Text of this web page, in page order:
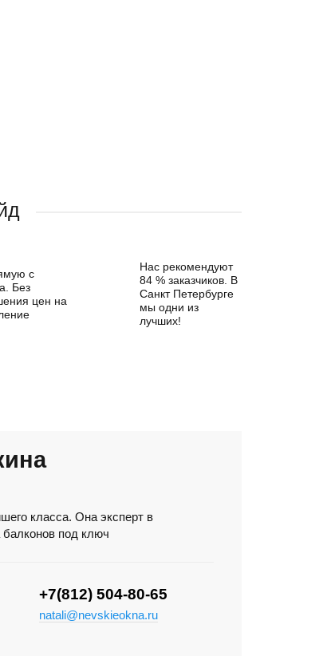
с
Без
цен на
Нас рекомендуют
84 % заказчиков. В
Санкт Петербурге
мы одни из
лучших!
класса. Она эксперт в
балконов под ключ
+7(812) 504-80-65
natali@nevskieokna.ru